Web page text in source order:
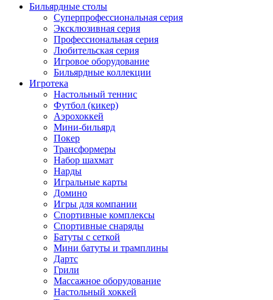
Бильярдные столы
Суперпрофессиональная серия
Эксклюзивная серия
Профессиональная серия
Любительская серия
Игровое оборудование
Бильярдные коллекции
Игротека
Настольный теннис
Футбол (кикер)
Аэрохоккей
Мини-бильярд
Покер
Трансформеры
Набор шахмат
Нарды
Игральные карты
Домино
Игры для компании
Спортивные комплексы
Спортивные снаряды
Батуты с сеткой
Мини батуты и трамплины
Дартс
Грили
Массажное оборудование
Настольный хоккей